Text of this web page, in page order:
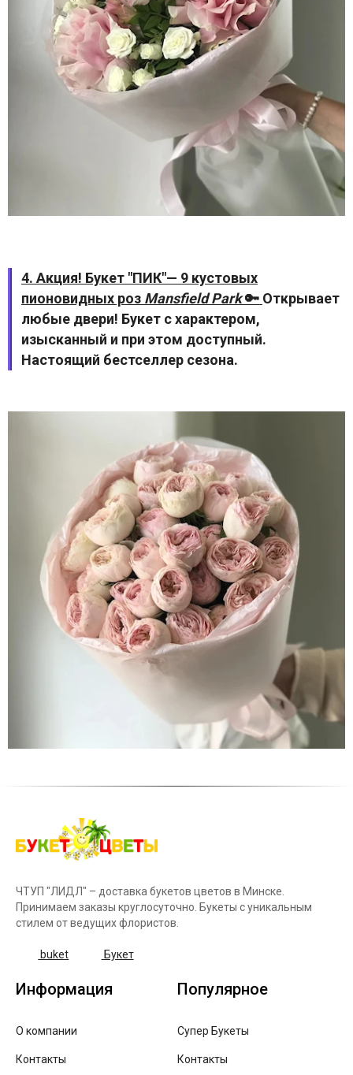
4. Акция! Букет "ПИК"— 9 кустовых
пионовидных роз Mansfield Park🔑 Открывает
любые двери! Букет с характером,
изысканный и при этом доступный.
Настоящий бестселлер сезона.
ЧТУП "ЛИДЛ" – доставка букетов цветов в Минске.
Принимаем заказы круглосуточно. Букеты с уникальным
стилем от ведущих флористов.
buket Букет
Информация
О компании
Контакты
Популярное
Супер Букеты
Контакты